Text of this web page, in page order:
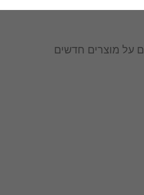
על מוצרים חדשים